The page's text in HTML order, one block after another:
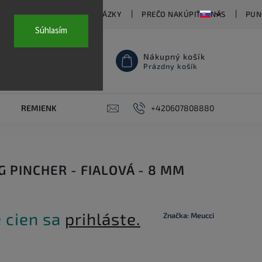
Súhlasím
ČASTO KLADENÉ OTÁZKY PREČO NAKÚPIŤ U NÁS
Nákupný košík
Prázdny košík
REMIENKY NA HODINKY AKCE PIERCING
+420607808880
PINCHER - FIALOVÁ - 8 MM
Značka: Meucci
cien sa prihláste.